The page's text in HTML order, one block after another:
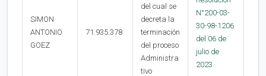
SIMON
ANTONIO
GOEZ
71.935.378
del cual se
decreta la
terminación
del proceso
Administra
tivo
N°200-03-
30-98-1206
del 06 de
julio de
2023